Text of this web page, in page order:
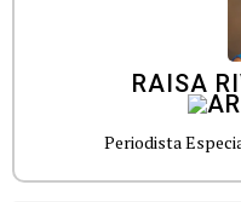
RAISA
Periodista